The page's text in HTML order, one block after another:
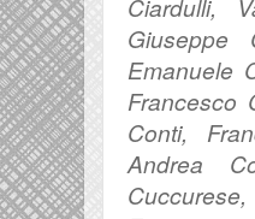
Ciardulli,
Giuseppe
Emanuele
Francesco
Conti,
Andrea